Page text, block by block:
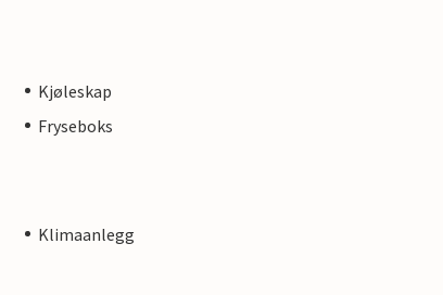
Kjøleskap
Fryseboks
Klimaanlegg